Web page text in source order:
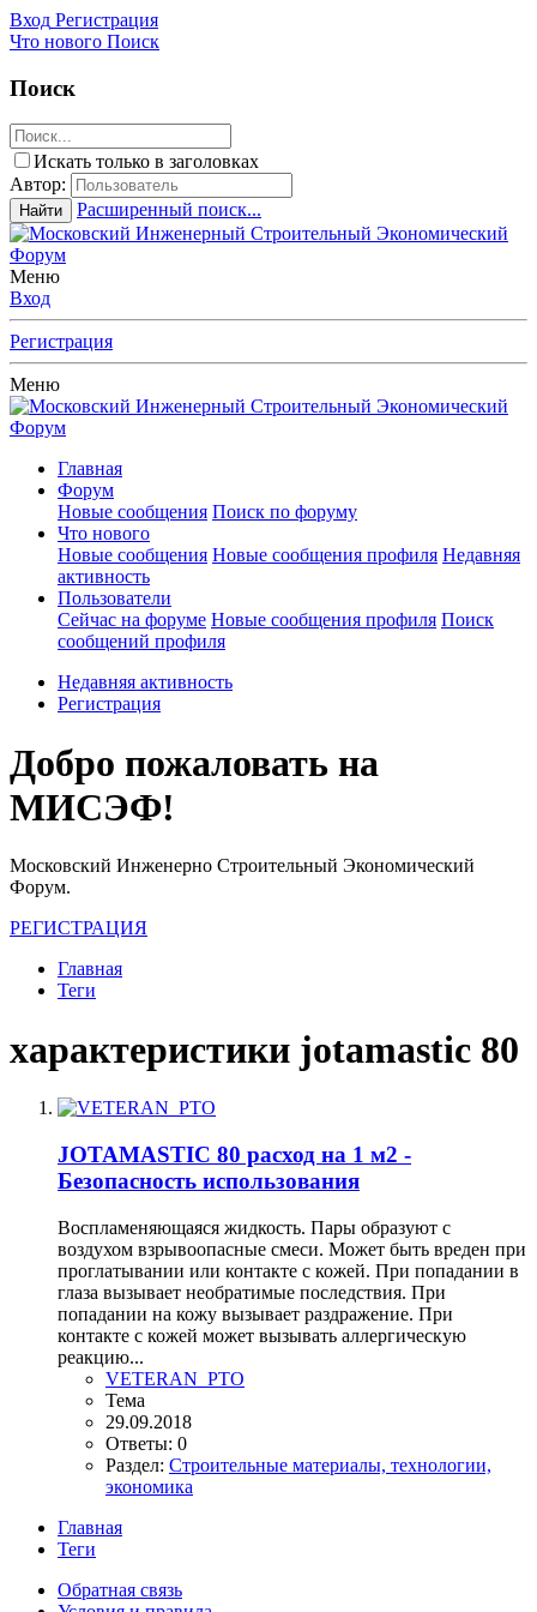
Вход Регистрация
Что нового Поиск
Поиск
Искать только в заголовках
Автор:
Найти Расширенный поиск...
Меню
Вход
Регистрация
Меню
Главная
Форум
Новые сообщения Поиск по форуму
Что нового
Новые сообщения Новые сообщения профиля Недавняя
активность
Пользователи
Сейчас на форуме Новые сообщения профиля Поиск
сообщений профиля
Недавняя активность
Регистрация
Добро пожаловать на
МИСЭФ!
Московский Инженерно Строительный Экономический
Форум.
РЕГИСТРАЦИЯ
Главная
Теги
характеристики jotamastic 80
JOTAMASTIC 80 расход на 1 м2 -
Безопасность использования
Воспламеняющаяся жидкость. Пары образуют с
воздухом взрывоопасные смеси. Может быть вреден при
проглатывании или контакте с кожей. При попадании в
глаза вызывает необратимые последствия. При
попадании на кожу вызывает раздражение. При
контакте с кожей может вызывать аллергическую
реакцию...
VETERAN_PTO
Тема
29.09.2018
Ответы: 0
Раздел: Строительные материалы, технологии,
экономика
Главная
Теги
Обратная связь